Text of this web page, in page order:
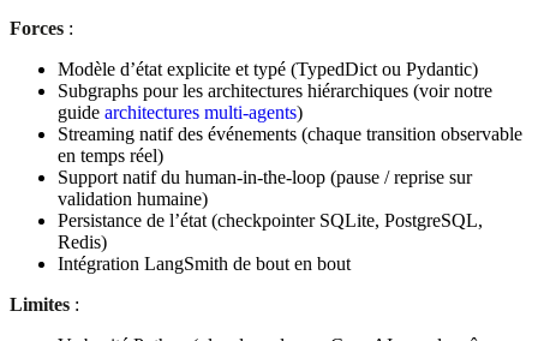
Forces :
Modèle d’état explicite et typé (TypedDict ou Pydantic)
Subgraphs pour les architectures hiérarchiques (voir notre
guide architectures multi-agents)
Streaming natif des événements (chaque transition observable
en temps réel)
Support natif du human-in-the-loop (pause / reprise sur
validation humaine)
Persistance de l’état (checkpointer SQLite, PostgreSQL,
Redis)
Intégration LangSmith de bout en bout
Limites :